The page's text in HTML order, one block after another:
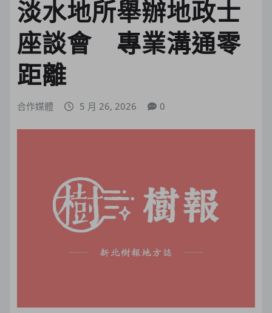
淡水地所舉辦地政士
座談會 專業溝通零
距離
合作媒體 5 月 26, 2026 0